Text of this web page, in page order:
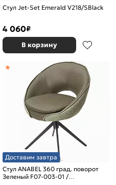
Стул Jet-Set Emerald V218/SBlack
4 060₽
В корзину
Доставим завтра
Стул ANABEL 360 град. поворот
Зеленый F07-003-01 /